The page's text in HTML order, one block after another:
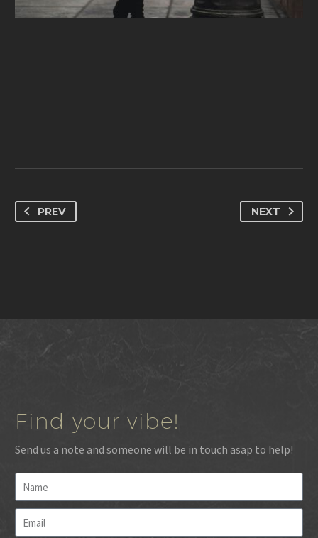
PREV NEXT
Find your vibe!
Send us a note and someone will be in touch asap to help!